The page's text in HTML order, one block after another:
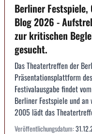
Berliner
Blog 2026 -
zur kritischen
gesucht.
Das Theatertreffen der
Präsentationsplattform
Festivalausgabe findet
Berliner Festspiele und
2005 lädt das
Veröffentlichungsdatum: